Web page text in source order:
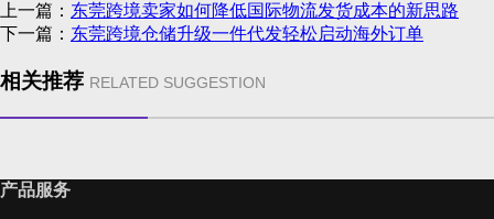
上一篇： 东莞跨境卖家如何降低国际物流发货成本的新思路
下一篇： 东莞跨境仓储升级一件代发轻松启动海外订单
相关推荐 RELATED SUGGESTION
产品服务